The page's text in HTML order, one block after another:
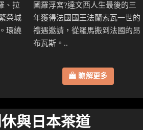
、拉
榮城
環繞
國羅浮宮?達文西人生最後的三
年獲得法國國王法蘭索瓦一世的
禮遇邀請，從羅馬搬到法國的昂
布瓦斯。..
瞭解更多
與日本茶道